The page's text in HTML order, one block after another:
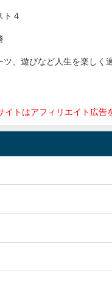
ト４
ツ、遊びなど人生を楽しく
イトはアフィリエイト広告